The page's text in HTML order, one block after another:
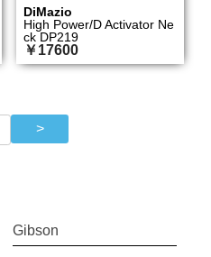
DiMazio
High Power/D Activator Ne
ck DP219
￥17600
Gibson